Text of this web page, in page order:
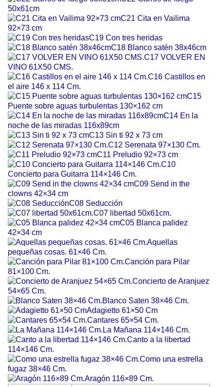
50x61cm
C21 Cita en Vailima
92×73 cm
C19 Con tres heridas
C18 Blanco satén 38x46cm
C17 VOLVER EN
VINO 61X50 CMS.
C16 Castillos en
el aire 146 x 114 Cm.
C15
Puente sobre aguas turbulentas 130×162 cm
C14 En la
noche de las miradas 116x89cm
C13 Sin ti 92 x 73 cm
C12 Serenata 97×130 Cm.
C11 Preludio 92×73 cm
C10
Concierto para Guitarra 114×146 Cm.
C09 Send in the
clowns 42×34 cm
C08 Seducción
C07 libertad 50x61cm.
C05 Blanca palidez
42×34 cm
Aquellas
pequeñas cosas. 61×46 Cm.
Canción para Pilar
81×100 Cm.
Concierto de Aranjuez
54×65 Cm.
Blanco Saten 38×46 Cm.
Adagietto 61×50 Cm
Cantares 65×54 Cm.
La Mañana 114×146 Cm.
Canto a la libertad
114×146 Cm.
Como una estrella
fugaz 38×46 Cm.
Aragón 116×89 Cm.